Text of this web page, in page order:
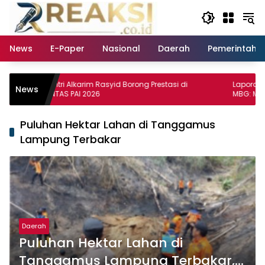
Langsung
konten
News
E-Paper Nasional Daerah
News
Santri Alkarim Rasyid Borong Prestasi di
PENTAS PAI 2026
Laporan
MBG: Menu
Utara Disorot,
Puluhan Hektar Lahan di Tanggamus
Lampung Terbakar
Daerah
Puluhan Hektar Lahan di
Tanggamus Lampung Terbakar,